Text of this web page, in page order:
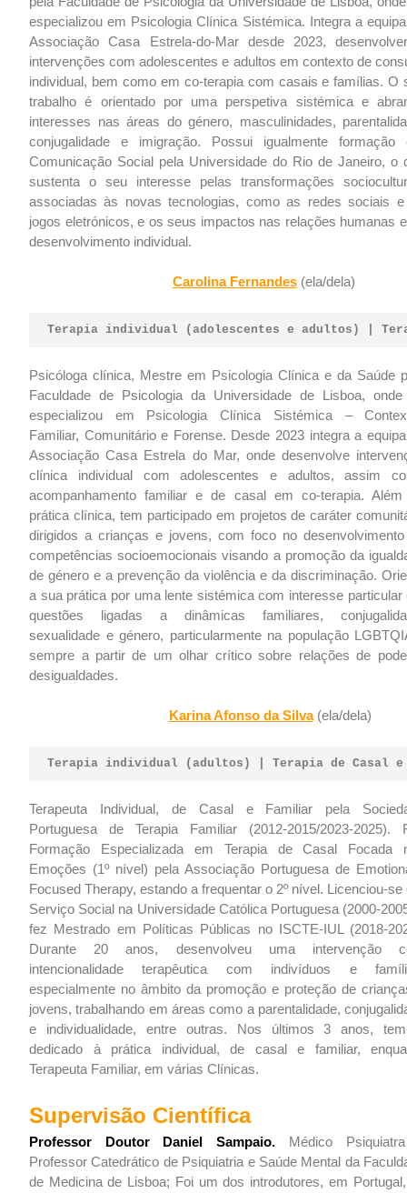
especializou em Psicologia Clínica Sistémica. Integra a
Associação Casa Estrela-do-Mar desde 2023,
intervenções com adolescentes e adultos em contexto de
individual, bem como em co-terapia com casais e famílias. O
trabalho é orientado por uma perspetiva sistémica e
interesses nas áreas do género, masculinidades,
conjugalidade e imigração. Possui igualmente formação
Comunicação Social pela Universidade do Rio de Janeiro, o
sustenta o seu interesse pelas transformações
associadas às novas tecnologias, como as redes sociais
jogos eletrónicos, e os seus impactos nas relações humanas
desenvolvimento individual.
Carolina Fernandes(ela/dela)
Terapia individual (adolescentes e adultos) |
Psicóloga clínica, Mestre em Psicologia Clínica e da Saúde
Faculdade de Psicologia da Universidade de Lisboa,
especializou em Psicologia Clínica Sistémica –
Familiar, Comunitário e Forense. Desde 2023 integra a
Associação Casa Estrela do Mar, onde desenvolve
clínica individual com adolescentes e adultos, assim
acompanhamento familiar e de casal em co-terapia.
prática clínica, tem participado em projetos de caráter
dirigidos a crianças e jovens, com foco no
competências socioemocionais visando a promoção da
de género e a prevenção da violência e da discriminação.
a sua prática por uma lente sistémica com interesse particular
questões ligadas a dinâmicas familiares,
sexualidade e género, particularmente na população
sempre a partir de um olhar crítico sobre relações de
desigualdades.
Karina Afonso da Silva(ela/dela)
Terapia individual (adultos) | Terapia de Casal e
Terapeuta Individual, de Casal e Familiar pela
Portuguesa de Terapia Familiar (2012-2015/2023-2025).
Formação Especializada em Terapia de Casal Focada
Emoções (1º nível) pela Associação Portuguesa de
Focused Therapy, estando a frequentar o 2º nível. Licenciou-se
Serviço Social na Universidade Católica Portuguesa (2000-
fez Mestrado em Políticas Públicas no ISCTE-IUL (2018-
Durante 20 anos, desenvolveu uma intervenção
intencionalidade terapêutica com indivíduos e
especialmente no âmbito da promoção e proteção de
jovens, trabalhando em áreas como a parentalidade,
e individualidade, entre outras. Nos últimos 3 anos,
dedicado à prática individual, de casal e familiar,
Terapeuta Familiar, em várias Clínicas.
Supervisão Científica
Professor Doutor Daniel Sampaio. Médico
Professor Catedrático de Psiquiatria e Saúde Mental da
de Medicina de Lisboa; Foi um dos introdutores, em